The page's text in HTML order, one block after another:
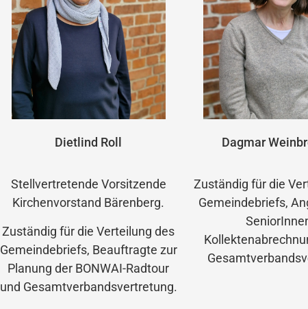
Dietlind Roll
Stellvertretende Vorsitzende
Kirchenvorstand Bärenberg.
Zuständig für die Verteilung des
Gemeindebriefs, Beauftragte zur
Planung der BONWAI-Radtour
und Gesamtverbandsvertretung.
Dagmar
Zuständig für die
Gemeindebriefs,